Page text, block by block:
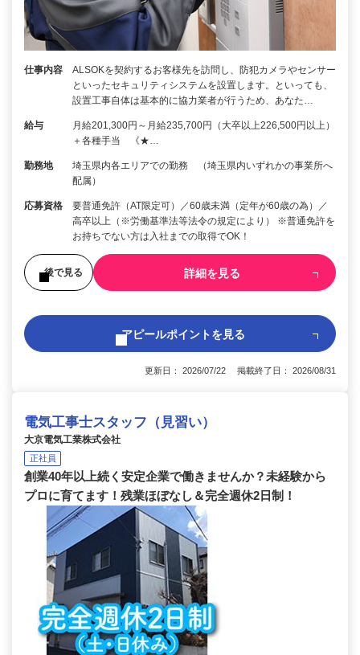
仕事内容
ALSOKを契約するお客様先を訪問し、防犯カメラやセンサー
といったセキュリティシステムを設置します。といっても、
設置工事自体は基本的に協力業者が行うため、あなた…
給与
月給201,300円～月給235,700円（大卒以上226,500円以上）
＋各種手当 《★…
勤務地
埼玉県内各エリアでの勤務 （埼玉県内いずれかの事業所へ
配属）
応募資格
要普通免許（AT限定可）／60歳未満（定年が60歳の為）／
高卒以上（※労働基準法等法令の規定により） ※普通免許を
お持ちでない方は入社までの取得でOK！
後で見る 詳細を見る
アピールポイントを見る
更新日： 2026/07/22 掲載終了日： 2026/08/31
電気工事士スタッフ（見習い）
大京電気工業株式会社
正社員
創業40年以上続く安定企業で働きませんか？未経験から
プロに育てます！残業ほぼなし＆完全週休2日制！